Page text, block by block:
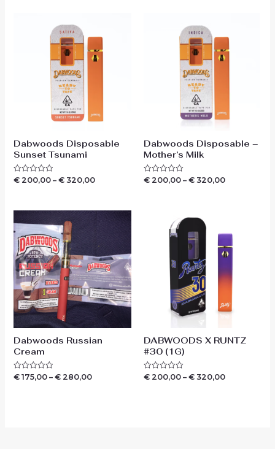
Dabwoods Disposable
Sunset Tsunami
Waardering
€200,00– €320,00
Dabwoods Disposable –
Mother’s Milk
Waardering
€ 200,00 – € 320,00
Dabwoods Russian
Cream
Waardering
€175,00– €280,00
DABWOODS X RUNTZ
#30 (1G)
Waardering
€ 200,00 – € 320,00